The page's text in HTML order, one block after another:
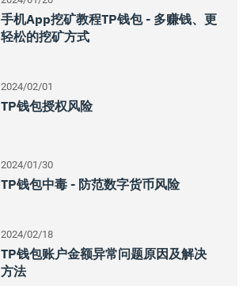
手机app挖矿教程TP钱包 - 多赚钱、更
轻松的挖矿方式
2024/02/01
TP钱包授权风险
2024/01/30
TP钱包中毒 - 防范数字货币风险
2024/02/18
TP钱包账户金额异常问题原因及解决
方法